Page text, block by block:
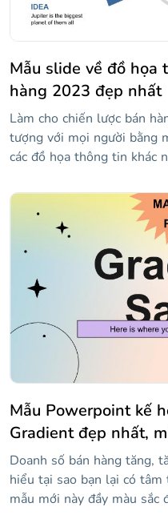
Mẫu slide về đồ họa
hàng 2023 đẹp nhất
Làm cho chiến lược bán
tượng với mọi người bằng
các đồ họa thông tin khác
của quy trình bán hàng và
và chỉ ra các mục tiêu và
Mẫu Powerpoint kế
Gradient đẹp nhất,
Doanh số bán hàng tăng,
hiểu tại sao bạn lại có
mẫu mới này đầy màu